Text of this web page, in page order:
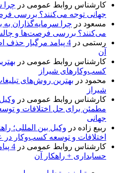
کارشناس روابط عمومی در چرا
جهانی توجه می‌کنند؟ بررسی
مسعود در چرا سرمایه‌گذاران به
می‌کنند؟ بررسی فرصت‌ها و
رستمی در
4 پیامد مرگبار حذف
آن
کارشناس روابط عمومی در
کسب‌وکارهای شیراز
محمود در بهترین روش‌های
شیراز
کارشناس روابط عمومی در
مطمئن برای حل اختلافات و
جهانی
ربیع زاده در وکیل بین المللی؛
اختلافات و توسعه کسب‌وکار
کارشناس روابط عمومی در
4
حسابداری + راهکار آن